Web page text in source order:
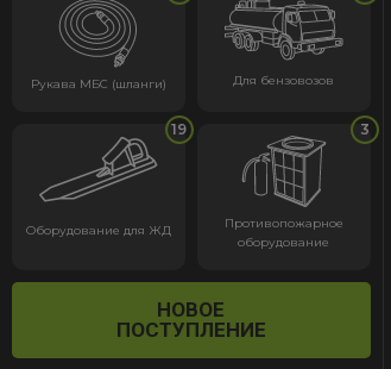
Рукава МБС (шланги) Для бензовозов
Оборудование для ЖД
19
Противопожарное
оборудование
3
НОВОЕ
ПОСТУПЛЕНИЕ